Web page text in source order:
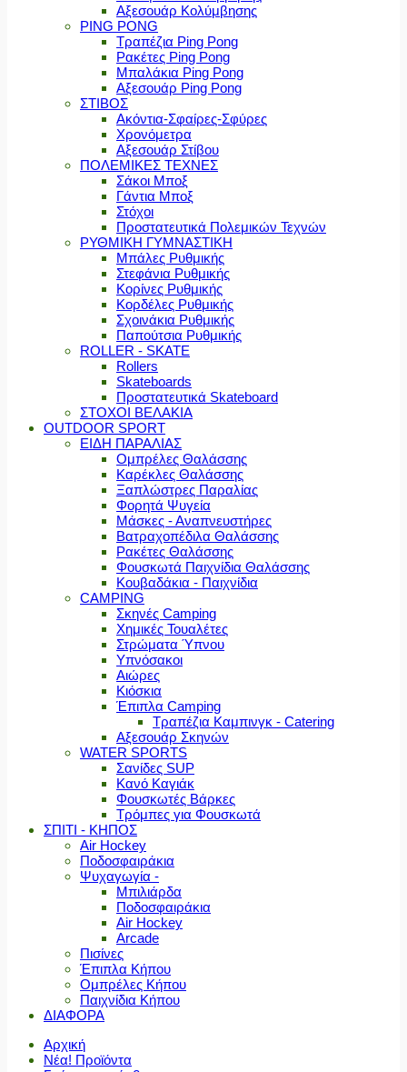
Αξεσουάρ Κολύμβησης
PING PONG
Τραπέζια Ping Pong
Ρακέτες Ping Pong
Μπαλάκια Ping Pong
Αξεσουάρ Ping Pong
ΣΤΙΒΟΣ
Ακόντια-Σφαίρες-Σφύρες
Χρονόμετρα
Αξεσουάρ Στίβου
ΠΟΛΕΜΙΚΕΣ ΤΕΧΝΕΣ
Σάκοι Μποξ
Γάντια Μποξ
Στόχοι
Προστατευτικά Πολεμικών Τεχνών
ΡΥΘΜΙΚΗ ΓΥΜΝΑΣΤΙΚΗ
Μπάλες Ρυθμικής
Στεφάνια Ρυθμικής
Κορίνες Ρυθμικής
Κορδέλες Ρυθμικής
Σχοινάκια Ρυθμικής
Παπούτσια Ρυθμικής
ROLLER - SKATE
Rollers
Skateboards
Προστατευτικά Skateboard
ΣΤΟΧΟΙ ΒΕΛΑΚΙΑ
OUTDOOR SPORT
ΕΙΔΗ ΠΑΡΑΛΙΑΣ
Ομπρέλες Θαλάσσης
Καρέκλες Θαλάσσης
Ξαπλώστρες Παραλίας
Φορητά Ψυγεία
Μάσκες - Αναπνευστήρες
Βατραχοπέδιλα Θαλάσσης
Ρακέτες Θαλάσσης
Φουσκωτά Παιχνίδια Θαλάσσης
Κουβαδάκια - Παιχνίδια
CAMPING
Σκηνές Camping
Χημικές Τουαλέτες
Στρώματα Ύπνου
Υπνόσακοι
Αιώρες
Κιόσκια
Έπιπλα Camping
Τραπέζια Καμπινγκ - Catering
Αξεσουάρ Σκηνών
WATER SPORTS
Σανίδες SUP
Κανό Καγιάκ
Φουσκωτές Βάρκες
Τρόμπες για Φουσκωτά
ΣΠΙΤΙ - ΚΗΠΟΣ
Air Hockey
Ποδοσφαιράκια
Ψυχαγωγία -
Μπιλιάρδα
Ποδοσφαιράκια
Air Hockey
Arcade
Πισίνες
Έπιπλα Κήπου
Ομπρέλες Κήπου
Παιχνίδια Κήπου
ΔΙΑΦΟΡΑ
Αρχική
Νέα! Προϊόντα